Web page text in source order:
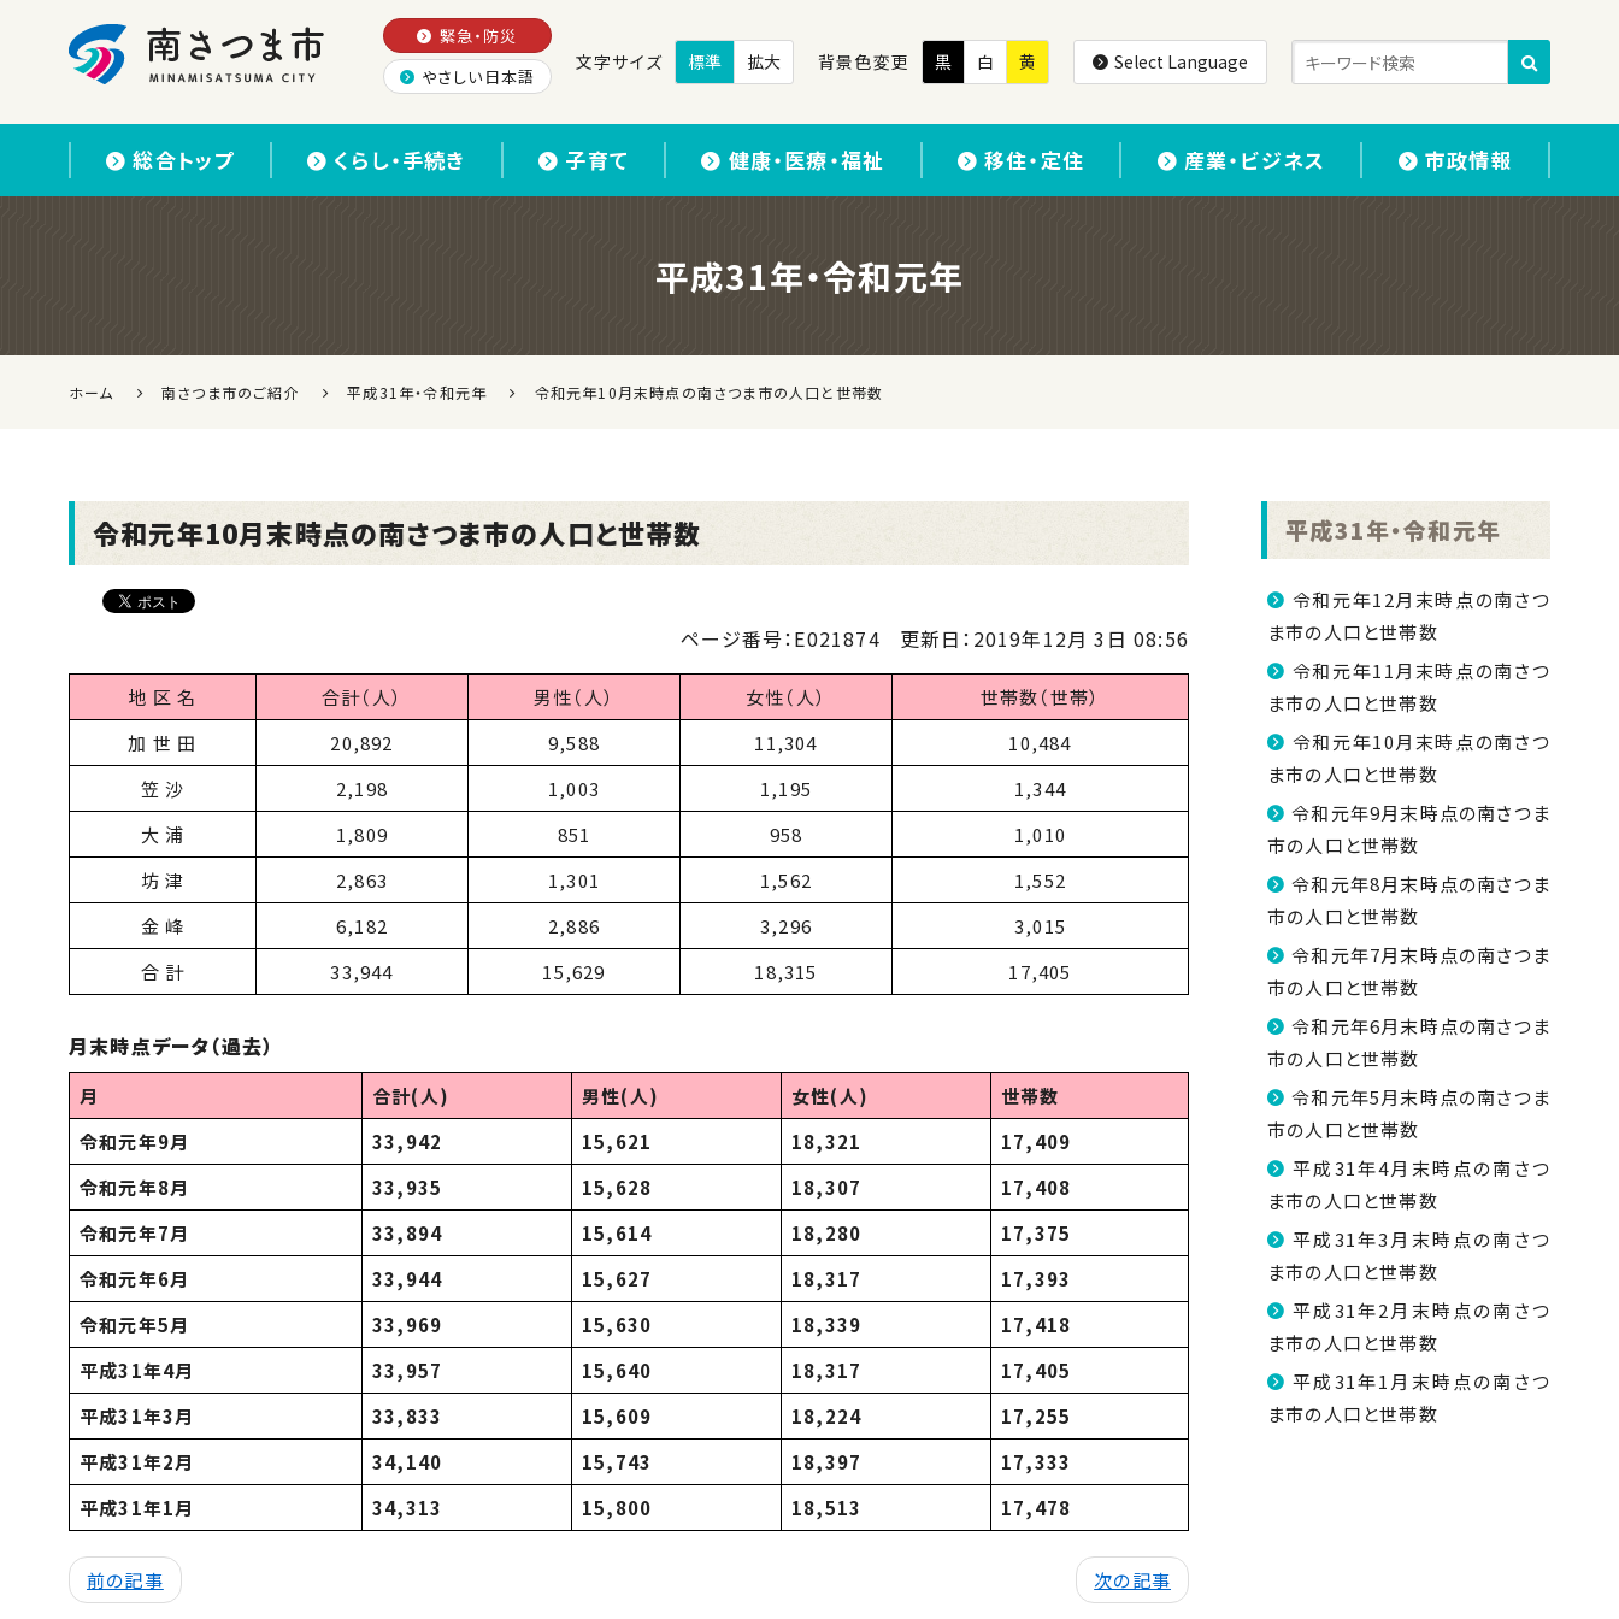
緊急・防災
やさしい日本語
文字サイズ 標準 拡大 背景色変更 黒 白 黄 Select Language
総合トップ くらし・手続き 子育て 健康・医療・福祉 移住・定住 産業・ビジネス 市政情報
平成31年・令和元年
ホーム 南さつま市のご紹介 平成31年・令和元年 令和元年10月末時点の南さつま市の人口と世帯数
令和元年10月末時点の南さつま市の人口と世帯数
ページ番号：E021874 更新日： 2019年12月 3日 08:56
地 区 名 合計（人） 男性（人） 女性（人）
世帯数（世帯）
加 世 田
20,892 9,588 11,304
10,484
笠 沙
2,198 1,003 1,195
1,344
大 浦
1,809 851 958
1,010
坊 津
2,863 1,301 1,562
1,552
金 峰
6,182 2,886 3,296
3,015
合 計
33,944 15,629 18,315 17,405
月末時点データ（過去）
月 合計(人) 男性(人) 女性(人)
世帯数
令和元年9月
33,942 15,621 18,321
17,409
令和元年8月
33,935 15,628 18,307
17,408
令和元年7月
33,894 15,614 18,280
17,375
令和元年6月
33,944 15,627 18,317
17,393
令和元年5月
33,969 15,630 18,339
17,418
平成31年4月
33,957 15,640 18,317
17,405
平成31年3月
33,833 15,609 18,224
17,255
平成31年2月
34,140 15,743 18,397
17,333
平成31年1月
34,313 15,800 18,513 17,478
前の記事 次の記事
平成31年・令和元年
令和元年12月末時点の南さつ
ま市の人口と世帯数
令和元年11月末時点の南さつ
ま市の人口と世帯数
令和元年10月末時点の南さつ
ま市の人口と世帯数
令和元年9月末時点の南さつま
市の人口と世帯数
令和元年8月末時点の南さつま
市の人口と世帯数
令和元年7月末時点の南さつま
市の人口と世帯数
令和元年6月末時点の南さつま
市の人口と世帯数
令和元年5月末時点の南さつま
市の人口と世帯数
平成31年4月末時点の南さつ
ま市の人口と世帯数
平成31年3月末時点の南さつ
ま市の人口と世帯数
平成31年2月末時点の南さつ
ま市の人口と世帯数
平成31年1月末時点の南さつ
ま市の人口と世帯数